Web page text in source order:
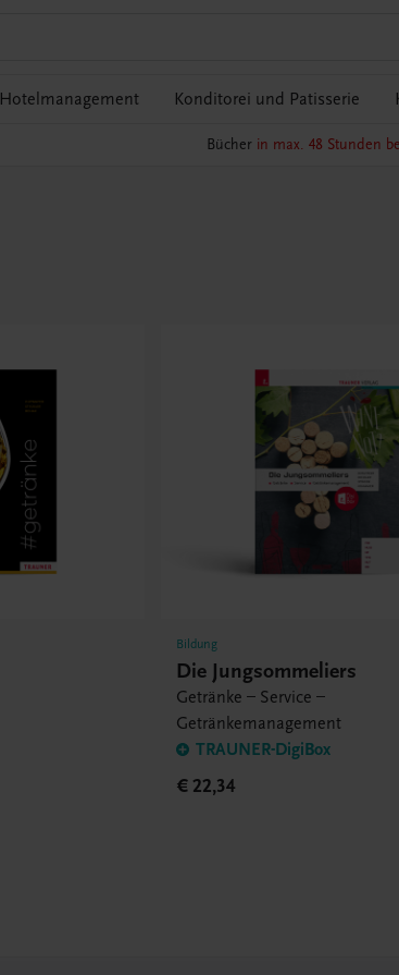
Hotelmanagement Konditorei und Patisserie
Bücher in max. 48 Stunden
Bildung
Die Jungsommeliers
Getränke – Service –
Getränkemanagement
TRAUNER-DigiBox
€ 22,34